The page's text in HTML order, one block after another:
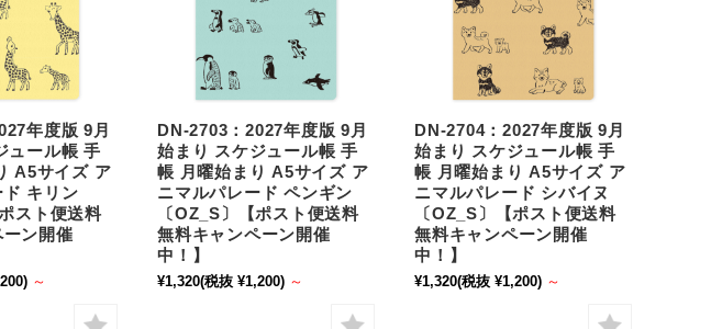
年度版 9月
ュール帳 手
A5サイズ ア
キリン
スト便送料
ン開催
～
DN-2703：2027年度版 9月
始まり スケジュール帳 手
帳 月曜始まり A5サイズ ア
ニマルパレード ペンギン
〔OZ_S〕【ポスト便送料
無料キャンペーン開催
中！】
¥1,320(税抜 ¥1,200) ～
DN-2704：2027年度版 9月
始まり スケジュール帳 手
帳 月曜始まり A5サイズ ア
ニマルパレード シバイヌ
〔OZ_S〕【ポスト便送料
無料キャンペーン開催
中！】
¥1,320(税抜 ¥1,200) ～